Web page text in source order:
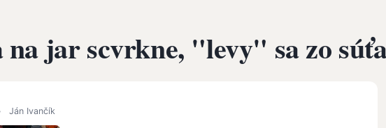
jar scvrkne, "levy" sa zo
Ján Ivančík